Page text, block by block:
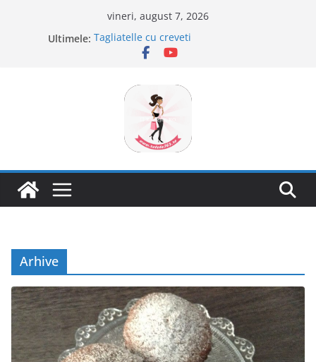
vineri, august 7, 2026
Ultimele: Tagliatelle cu creveti
Clafoutis cu cirese
Savarine
Arhive